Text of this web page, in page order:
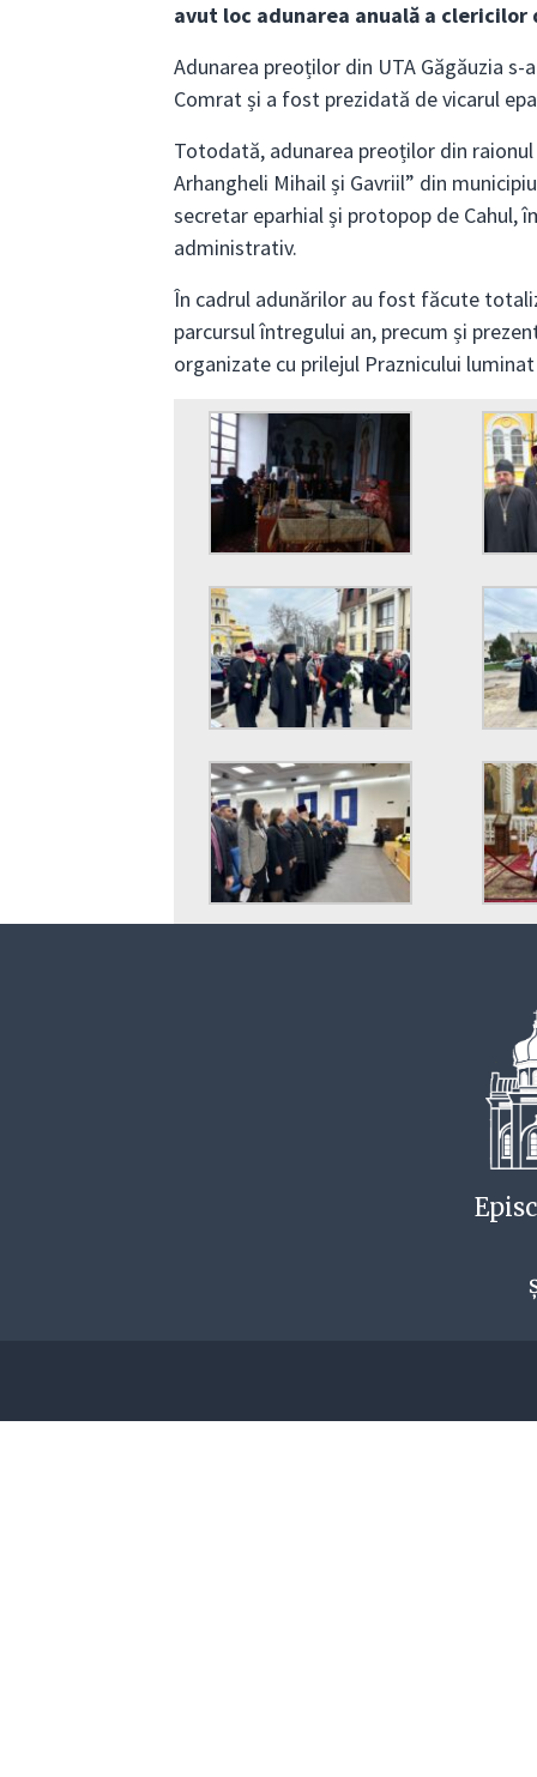
avut loc adunarea anuală a clericilor
Adunarea preoților din UTA Găgăuzia
Comrat și a fost prezidată de vicarul
Totodată, adunarea preoților din
Arhangheli Mihail și Gavriil” din
secretar eparhial și protopop de Cahul,
administrativ.
În cadrul adunărilor au fost făcute
parcursul întregului an, precum și
organizate cu prilejul Praznicului